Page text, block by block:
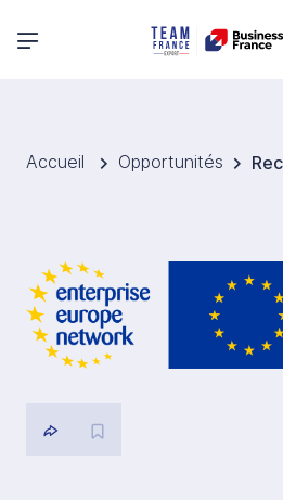
Menu principal
Accueil Opportunités